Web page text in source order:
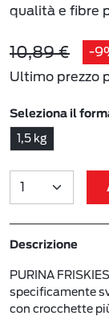
qualità e fibre
10,89 € -
Ultimo prezzo
Seleziona il
1,5 kg
Descrizione
PURINA
specificamente
con crocchette